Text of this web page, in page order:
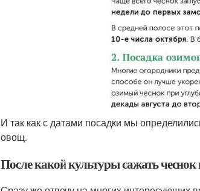
И так как с датами посадки мы
овощ.
После какой культуры сажать чеснок